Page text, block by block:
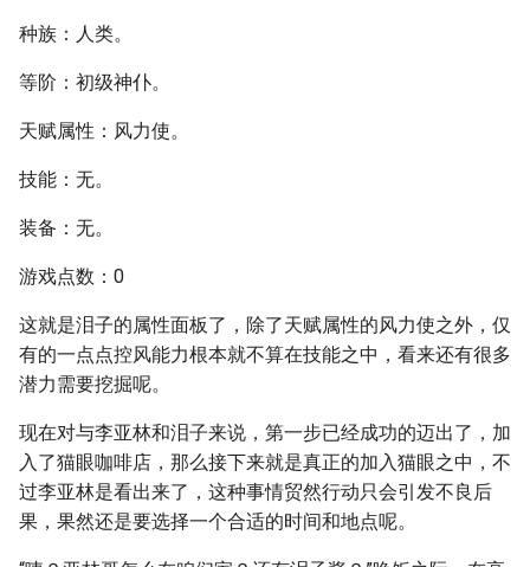
种族：人类。
等阶：初级神仆。
天赋属性：风力使。
技能：无。
装备：无。
游戏点数：0
这就是泪子的属性面板了，除了天赋属性的风力使之外，仅
有的一点点控风能力根本就不算在技能之中，看来还有很多
潜力需要挖掘呢。
现在对与李亚林和泪子来说，第一步已经成功的迈出了，加
入了猫眼咖啡店，那么接下来就是真正的加入猫眼之中，不
过李亚林是看出来了，这种事情贸然行动只会引发不良后
果，果然还是要选择一个合适的时间和地点呢。